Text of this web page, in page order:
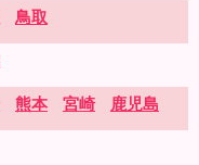
鳥取
熊本 宮崎 鹿児島